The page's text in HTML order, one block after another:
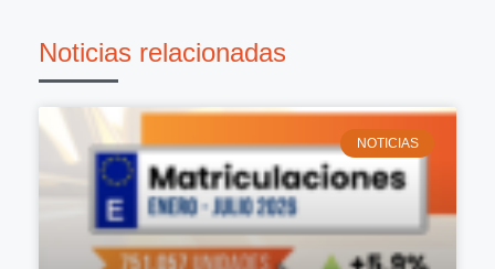
Noticias relacionadas
NOTICIAS